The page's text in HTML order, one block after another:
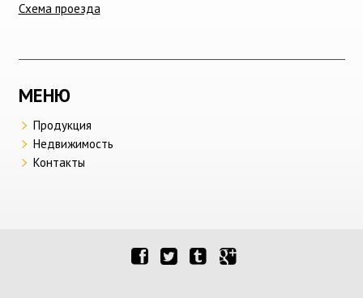
Схема проезда
МЕНЮ
Продукция
Недвижимость
Контакты